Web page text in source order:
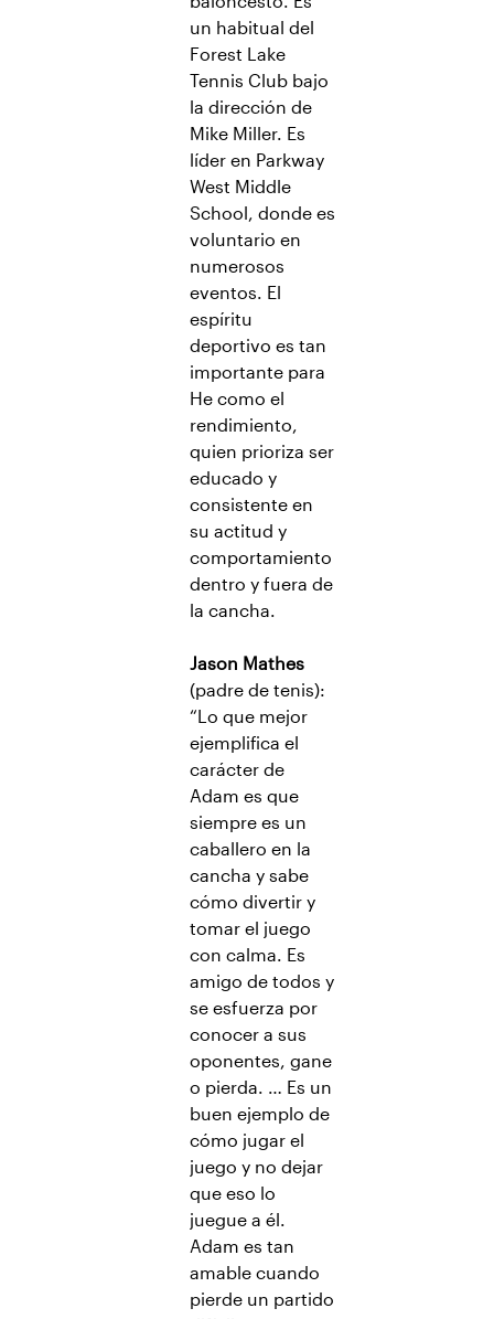
un habitual del
Forest Lake
Tennis Club bajo
la dirección de
Mike Miller. Es
líder en Parkway
West Middle
School, donde es
voluntario en
numerosos
eventos. El
espíritu
deportivo es tan
importante para
He como el
rendimiento,
quien prioriza ser
educado y
consistente en
su actitud y
comportamiento
dentro y fuera de
la cancha.
Jason Mathes
(padre de tenis):
“Lo que mejor
ejemplifica el
carácter de
Adam es que
siempre es un
caballero en la
cancha y sabe
cómo divertir y
tomar el juego
con calma. Es
amigo de todos y
se esfuerza por
conocer a sus
oponentes, gane
o pierda. … Es un
buen ejemplo de
cómo jugar el
juego y no dejar
que eso lo
juegue a él.
Adam es tan
amable cuando
pierde un partido